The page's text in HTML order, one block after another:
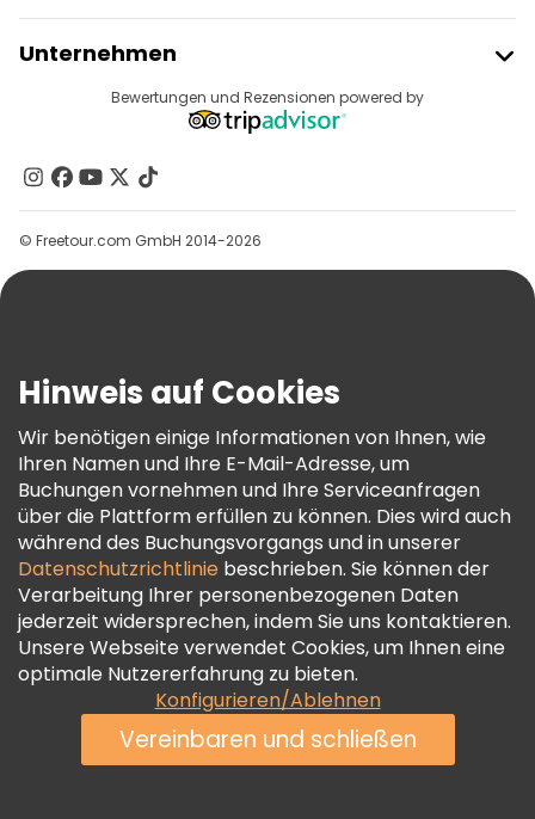
Anbieter-Anmeldung
Affiliate-Programm
Unternehmen
Reiseziele
Kontakt
Gruppen
Hilfe
AGB Und Rechtliches
Cookie-Richtlinie
Freetour Auszeichnungen
Treueprogramm
Bewertungen und Rezensionen powered by
© Freetour.com GmbH 2014-2026
Hinweis auf Cookies
Wir benötigen einige Informationen von Ihnen, wie
Ihren Namen und Ihre E-Mail-Adresse, um
Buchungen vornehmen und Ihre Serviceanfragen
über die Plattform erfüllen zu können. Dies wird auch
während des Buchungsvorgangs und in unserer
Datenschutzrichtlinie beschrieben. Sie können der
Verarbeitung Ihrer personenbezogenen Daten
jederzeit widersprechen, indem Sie uns kontaktieren.
Unsere Webseite verwendet Cookies, um Ihnen eine
optimale Nutzererfahrung zu bieten.
Konfigurieren/Ablehnen
Vereinbaren und schließen